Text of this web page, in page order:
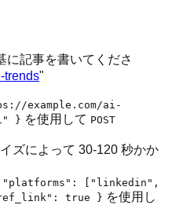
に記事を書いてくださ
trends"
example.com/ai-
} を使用して POST
ズによって 30-120 秒かか
["linkedin",
true } を使用し